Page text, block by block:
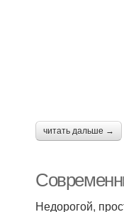
читать дальше →
Недорогой,